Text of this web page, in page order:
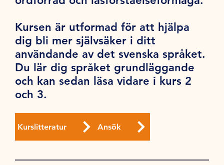
Kursen är utformad för att hjälpa
dig bli mer självsäker i ditt
användande av det svenska språket.
Du lär dig språket grundläggande
och kan sedan läsa vidare i kurs 2
och 3.
Kurslitteratur Ansök